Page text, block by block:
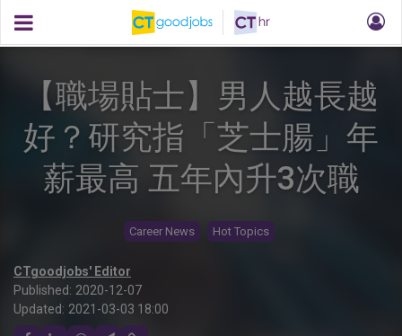
【職場貼士】男人越長越
好？研究指「芝士腸」年
薪最高 五年內升3次職
Career News Hot Topics
CTgoodjobs' Editor
Published: 2020-12-07
Updated: 2021-03-03 18:00